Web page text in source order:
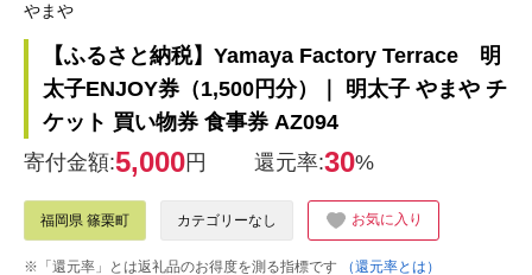
やまや
【ふるさと納税】Yamaya Factory Terrace 明
太子ENJOY券（1,500円分）｜ 明太子 やまや チ
ケット 買い物券 食事券 AZ094
寄付金額:5,000円 還元率:30%
福岡県 篠栗町 カテゴリーなし お気に入り
※「還元率」とは返礼品のお得度を測る指標です
（還元率とは）